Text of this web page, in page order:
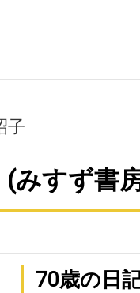
子
(みすず書
70歳の日